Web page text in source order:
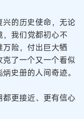
的历史使命，无论
我们党都初心不
险，付出巨大牺
了一个又一个看似
史册的人间奇迹。
更接近、更有信心